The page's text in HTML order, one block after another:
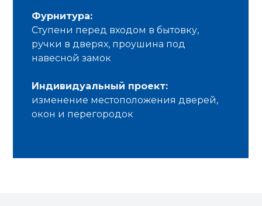
Фурнитура:
Ступени перед входом в бытовку,
ручки в дверях, проушина под
навесной замок
Индивидуальный проект:
изменение местоположения дверей,
окон и перегородок